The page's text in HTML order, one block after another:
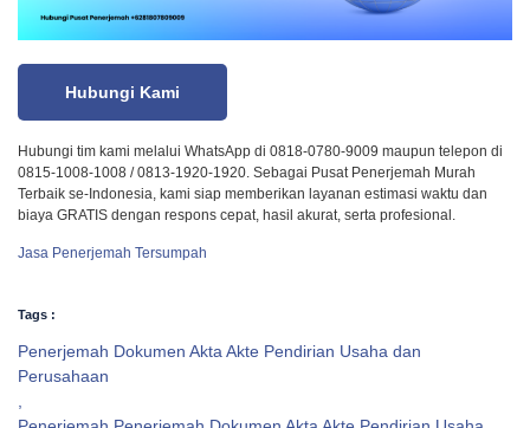
Hubungi Kami
Hubungi tim kami melalui WhatsApp di 0818-0780-9009 maupun telepon di
0815-1008-1008 / 0813-1920-1920. Sebagai Pusat Penerjemah Murah
Terbaik se-Indonesia, kami siap memberikan layanan estimasi waktu dan
biaya GRATIS dengan respons cepat, hasil akurat, serta profesional.
Jasa Penerjemah Tersumpah
Tags :
Penerjemah Dokumen Akta Akte Pendirian Usaha dan
Perusahaan